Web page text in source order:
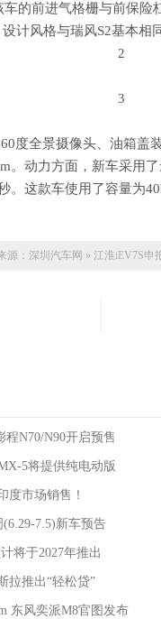
的前进气格栅与前保
计风格与瑞风S2基本相
度全景摄像头、油箱盖
。动力方面，新车采用
。这款车使用了容量为
源： 深圳汽车网 » 江淮iEV7S申
程N70/N90开启预售
5将提供纯电动版
度市场销售！
7.5)新车预告
将于2027年推出
拉推出“轻松贷”
东风奕派M8官图发布